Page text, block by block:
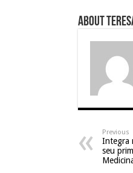
About
Previous
Integra
seu